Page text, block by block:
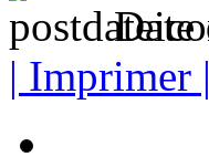
Date
| Imprimer |